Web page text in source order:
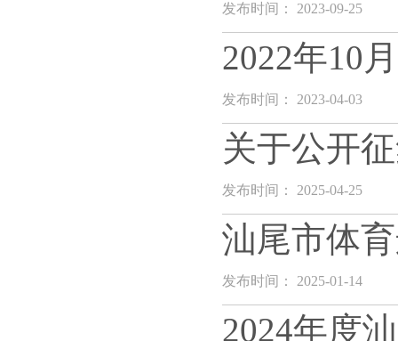
发布时间： 2023-09-25
2022年10
发布时间： 2023-04-03
关于公开
发布时间： 2025-04-25
汕尾市体
发布时间： 2025-01-14
2024年度